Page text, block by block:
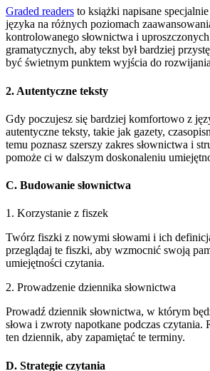
Graded readers to książki napisane
języka na różnych poziomach
kontrolowanego słownictwa i
gramatycznych, aby tekst był bardziej
być świetnym punktem wyjścia do
2. Autentyczne teksty
Gdy poczujesz się bardziej komfortowo z
autentyczne teksty, takie jak gazety,
temu poznasz szerszy zakres słownictwa i
pomoże ci w dalszym doskonaleniu
C. Budowanie słownictwa
1. Korzystanie z fiszek
Twórz fiszki z nowymi słowami i ich
przeglądaj te fiszki, aby wzmocnić swoją
umiejętności czytania.
2. Prowadzenie dziennika słownictwa
Prowadź dziennik słownictwa, w którym
słowa i zwroty napotkane podczas czytania.
ten dziennik, aby zapamiętać te terminy.
D. Strategie czytania